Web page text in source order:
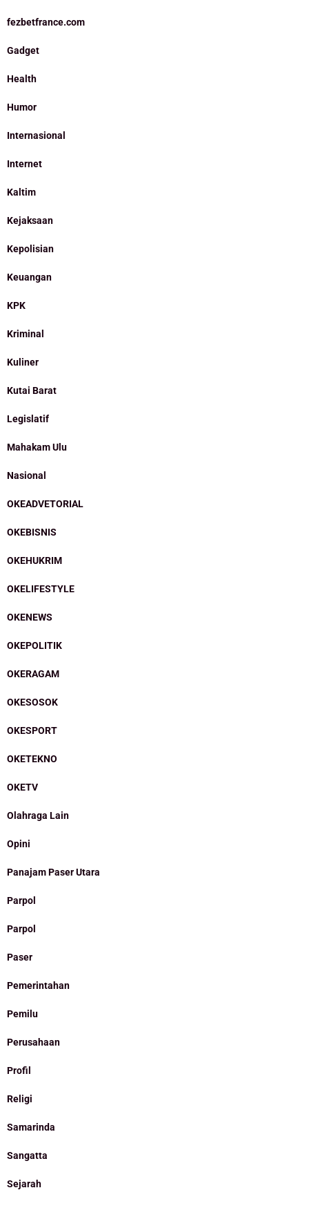
fezbetfrance.com
Gadget
Health
Humor
Internasional
Internet
Kaltim
Kejaksaan
Kepolisian
Keuangan
KPK
Kriminal
Kuliner
Kutai Barat
Legislatif
Mahakam Ulu
Nasional
OKEADVETORIAL
OKEBISNIS
OKEHUKRIM
OKELIFESTYLE
OKENEWS
OKEPOLITIK
OKERAGAM
OKESOSOK
OKESPORT
OKETEKNO
OKETV
Olahraga Lain
Opini
Panajam Paser Utara
Parpol
Parpol
Paser
Pemerintahan
Pemilu
Perusahaan
Profil
Religi
Samarinda
Sangatta
Sejarah